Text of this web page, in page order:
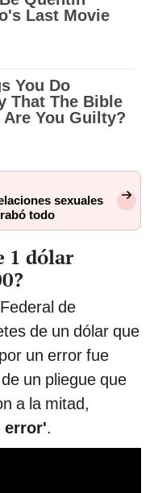
sexuales
todo
1 dólar
de
de un dólar que
un error fue
un pliegue que
a la mitad,
error'.